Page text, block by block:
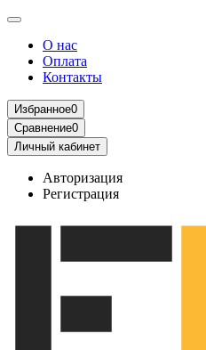
О нас
Оплата
Контакты
Избранное0
Сравнение0
Личный кабинет
Авторизация
Регистрация